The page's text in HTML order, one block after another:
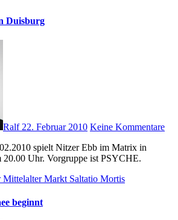
Duisburg
Ralf 22. Februar 2010 Keine Kommentare
20.00 Uhr. Vorgruppe ist PSYCHE.
Mittelalter Markt Saltatio Mortis
beginnt